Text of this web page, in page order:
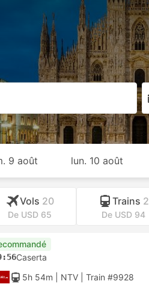
9 août lun. 10 août
Vols 20
De USD 65
Trains 2
De USD 94
Caserta
5h 54m | NTV Train #9928